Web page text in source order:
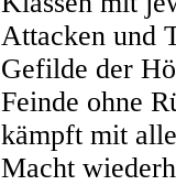
Attacken und
Gefilde der
Feinde ohne
kämpft mit
Macht